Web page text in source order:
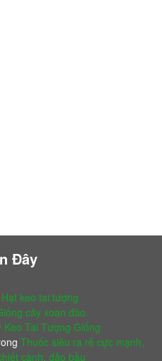
Đây
Hạt keo tai tượng
cây xoan đào
Keo Tai Tượng Giống
Thuốc siêu ra rễ cực mạnh,
cành, đảo bầu